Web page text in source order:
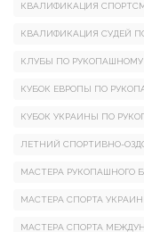
КВАЛИФИКАЦИЯ
КВАЛИФИКАЦИЯ СУДЕЙ
КЛУБЫ ПО
КУБОК ЕВРОПЫ ПО
КУБОК УКРАИНЫ ПО
ЛЕТНИЙ СПОРТИВНО-
МАСТЕРА РУКОПАШНОГО
МАСТЕРА СПОРТА
МАСТЕРА СПОРТА